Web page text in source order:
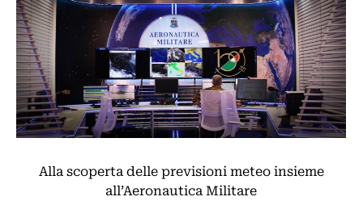
Alla scoperta delle previsioni meteo insieme
all’Aeronautica Militare